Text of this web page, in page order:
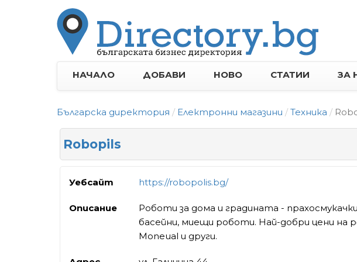
НАЧАЛО ДОБАВИ НОВО СТАТИИ ЗА
Българска директория Електронни магазини Техника
Robopils
Уебсайт https://robopolis.bg/
Описание
Роботи за дома и градината -
басейни, миещи роботи. Най-добри цени на
Moneual и други.